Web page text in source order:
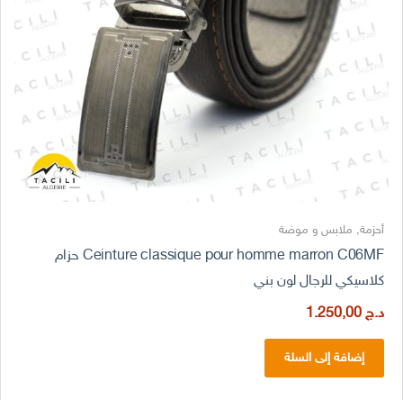
أحزمة,ملابس و موضة
Ceinture classique pour homme marron C06MF حزام
كلاسيكي للرجال لون بني
د.ج1.250,00
إضافة إلى السلة